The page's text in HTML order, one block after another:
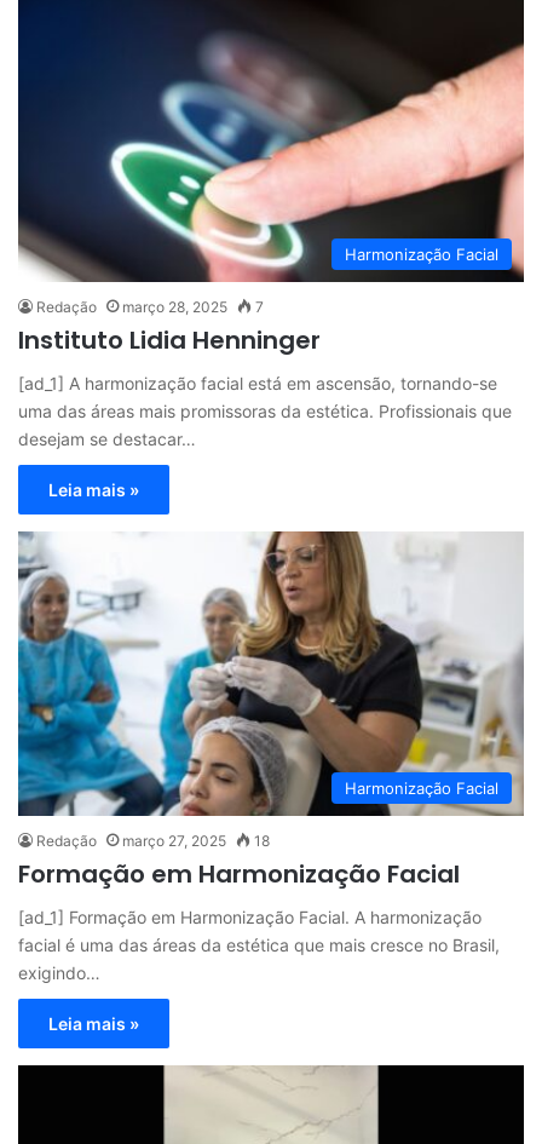
Harmonização Facial
Redação março 28, 2025 7
Instituto Lidia Henninger
[ad_1] A harmonização facial está em ascensão, tornando-se
uma das áreas mais promissoras da estética. Profissionais que
desejam se destacar…
Leia mais »
Harmonização Facial
Redação março 27, 2025 18
Formação em Harmonização Facial
[ad_1] Formação em Harmonização Facial. A harmonização
facial é uma das áreas da estética que mais cresce no Brasil,
exigindo…
Leia mais »